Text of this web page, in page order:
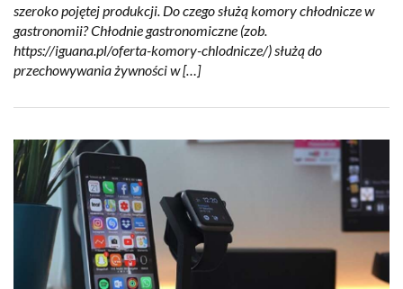
szeroko pojętej produkcji. Do czego służą komory chłodnicze w
gastronomii? Chłodnie gastronomiczne (zob.
https://iguana.pl/oferta-komory-chlodnicze/) służą do
przechowywania żywności w […]